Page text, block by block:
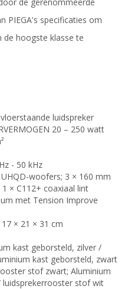
PIEGA's specificaties om
de hoogste klasse te
luidspreker
20 – 250 watt
- 50 kHz
woofers; 3 × 160 mm
× C112+ coaxiaal lint
met Tension Improve
× 21 × 31 cm
kast geborsteld, zilver /
kast geborsteld, zwart
stof zwart; Aluminium
stof wit